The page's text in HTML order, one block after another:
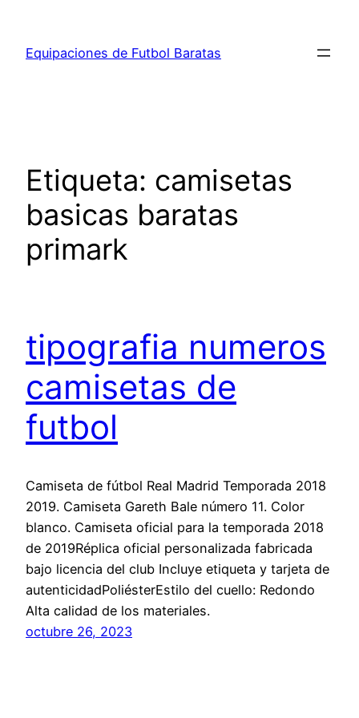
contenido
Equipaciones de Futbol Baratas
Etiqueta: camisetas
basicas baratas
primark
tipografia numeros
camisetas de
futbol
Camiseta de fútbol Real Madrid Temporada 2018
2019. Camiseta Gareth Bale número 11. Color
blanco. Camiseta oficial para la temporada 2018
de 2019Réplica oficial personalizada fabricada
bajo licencia del club Incluye etiqueta y tarjeta de
autenticidadPoliésterEstilo del cuello: Redondo
Alta calidad de los materiales.
octubre 26, 2023